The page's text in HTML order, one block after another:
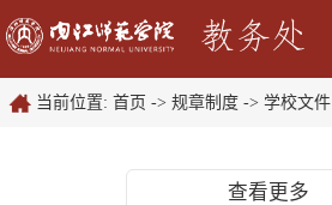
当前位置: 首页 -> 规章制度 -> 学校文件
查看更多